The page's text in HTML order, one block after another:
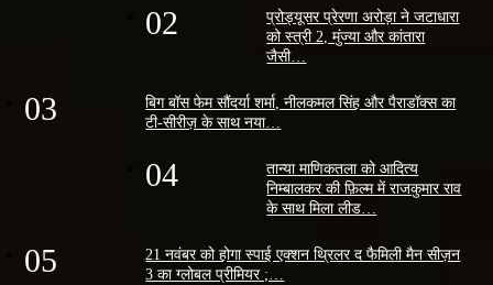
02
प्रोड्यूसर प्रेरणा अरोड़ा ने जटाधारा
को स्त्री 2, मुंज्या और कांतारा
जैसी…
03
बिग बॉस फेम सौंदर्या शर्मा, नीलकमल सिंह और पैराडॉक्स का
टी-सीरीज़ के साथ नया…
04
तान्या माणिकतला को आदित्य
निम्बालकर की फ़िल्म में राजकुमार राव
के साथ मिला लीड…
05
21 नवंबर को होगा स्पाई एक्शन थ्रिलर द फैमिली मैन सीज़न
3 का ग्लोबल प्रीमियर ;…